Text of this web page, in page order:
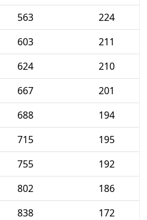
563
224
603
211
624
210
667
201
688
194
715
195
755
192
802
186
838
172